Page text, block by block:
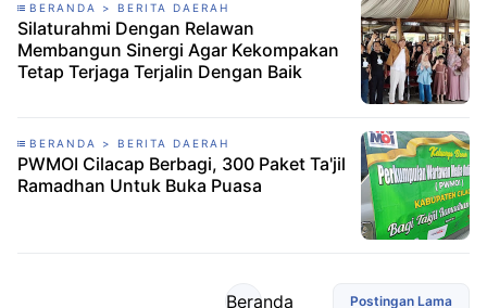
BERANDA > BERITA DAERAH
Silaturahmi Dengan Relawan
Membangun Sinergi Agar Kekompakan
Tetap Terjaga Terjalin Dengan Baik
BERANDA > BERITA DAERAH
PWMOI Cilacap Berbagi, 300 Paket Ta'jil
Ramadhan Untuk Buka Puasa
Postingan Lama
Beranda